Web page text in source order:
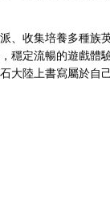
、收集培養多種族
穩定流暢的遊戲體
大陸上書寫屬於自